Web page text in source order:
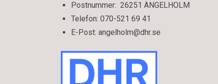
Postnummer: 26251 ÄNGELHOLM
Telefon: 070-521 69 41
E-Post: angelholm@dhr.se